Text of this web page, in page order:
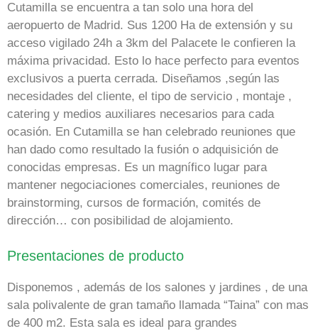
Cutamilla se encuentra a tan solo una hora del
aeropuerto de Madrid. Sus 1200 Ha de extensión y su
acceso vigilado 24h a 3km del Palacete le confieren la
máxima privacidad. Esto lo hace perfecto para eventos
exclusivos a puerta cerrada. Diseñamos ,según las
necesidades del cliente, el tipo de servicio , montaje ,
catering y medios auxiliares necesarios para cada
ocasión. En Cutamilla se han celebrado reuniones que
han dado como resultado la fusión o adquisición de
conocidas empresas. Es un magnífico lugar para
mantener negociaciones comerciales, reuniones de
brainstorming, cursos de formación, comités de
dirección… con posibilidad de alojamiento.
Presentaciones de producto
Disponemos , además de los salones y jardines , de una
sala polivalente de gran tamaño llamada “Taina” con mas
de 400 m2. Esta sala es ideal para grandes